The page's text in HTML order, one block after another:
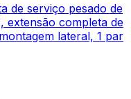
de serviço pesado de
extensão completa de
lateral, 1 par